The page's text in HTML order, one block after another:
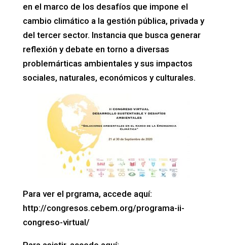
en el marco de los desafíos que impone el
cambio climático a la gestión pública, privada y
del tercer sector. Instancia que busca generar
reflexión y debate en torno a diversas
problemárticas ambientales y sus impactos
sociales, naturales, económicos y culturales.
Para ver el prgrama, accede aquí:
http://congresos.cebem.org/programa-ii-
congreso-virtual/